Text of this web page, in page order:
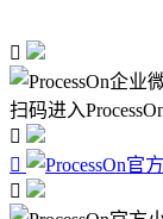

扫码进入


